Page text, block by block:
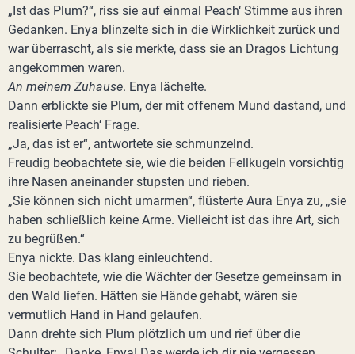
„Ist das Plum?“, riss sie auf einmal Peach‘ Stimme aus ihren
Gedanken. Enya blinzelte sich in die Wirklichkeit zurück und
war überrascht, als sie merkte, dass sie an Dragos Lichtung
angekommen waren.
An meinem Zuhause. Enya lächelte.
Dann erblickte sie Plum, der mit offenem Mund dastand, und
realisierte Peach‘ Frage.
„Ja, das ist er“, antwortete sie schmunzelnd.
Freudig beobachtete sie, wie die beiden Fellkugeln vorsichtig
ihre Nasen aneinander stupsten und rieben.
„Sie können sich nicht umarmen“, flüsterte Aura Enya zu, „sie
haben schließlich keine Arme. Vielleicht ist das ihre Art, sich
zu begrüßen.“
Enya nickte. Das klang einleuchtend.
Sie beobachtete, wie die Wächter der Gesetze gemeinsam in
den Wald liefen. Hätten sie Hände gehabt, wären sie
vermutlich Hand in Hand gelaufen.
Dann drehte sich Plum plötzlich um und rief über die